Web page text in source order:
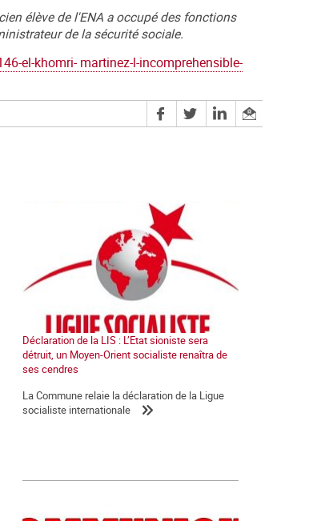
élève de l'ENA a occupé des fonctions
de la sécurité sociale.
el-khomri- martinez-l-incomprehensible-
Déclaration de la LIS : L’Etat sioniste sera
détruit, un Moyen-Orient socialiste renaîtra de
ses cendres
La Commune relaie la déclaration de la Ligue
socialiste internationale